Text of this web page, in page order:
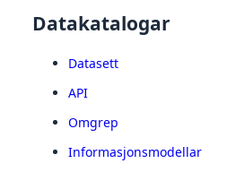
Datakatalogar
Datasett
API
Omgrep
Informasjonsmodellar